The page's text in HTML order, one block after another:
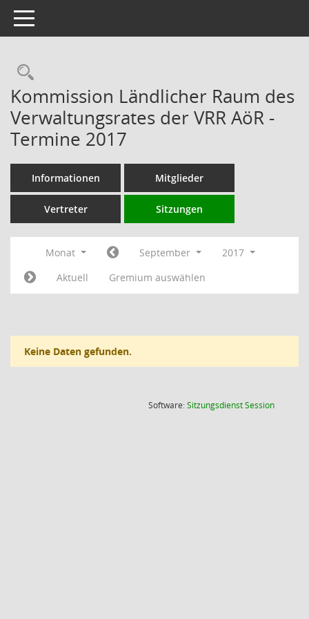
Toggle navigation
Rechercheauswahl
Kommission Ländlicher Raum des
Verwaltungsrates der VRR AöR -
Termine 2017
Informationen Mitglieder
Vertreter Sitzungen
Monat September
2017
Aktuell
Gremium auswählen
Keine Daten gefunden.
Software:SitzungsdienstSession(Wird in